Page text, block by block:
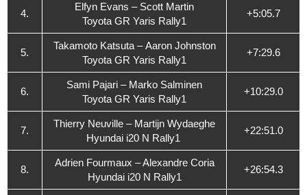
4.
Elfyn Evans – Scott Martin
Toyota GR Yaris Rally1
+5:05.7
5.
Takamoto Katsuta – Aaron Johnston
Toyota GR Yaris Rally1
+7:29.6
6.
Sami Pajari – Marko Salminen
Toyota GR Yaris Rally1
+10:29.0
7.
Thierry Neuville – Martijn Wydaeghe
Hyundai i20 N Rally1
+22:51.0
8.
Adrien Fourmaux – Alexandre Coria
Hyundai i20 N Rally1
+26:54.3